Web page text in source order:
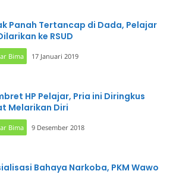
Panah Tertancap di Dada, Pelajar
ke RSUD
Bima 17 Januari 2019
HP Pelajar, Pria ini Diringkus
Melarikan Diri
Bima 9 Desember 2018
Bahaya Narkoba, PKM Wawo